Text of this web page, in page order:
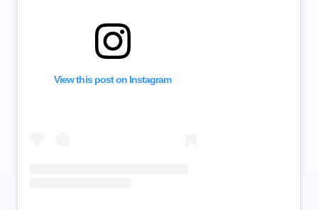
View this post on Instagram